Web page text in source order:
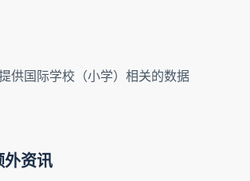
供国际学校（小学）相关的数据
资讯